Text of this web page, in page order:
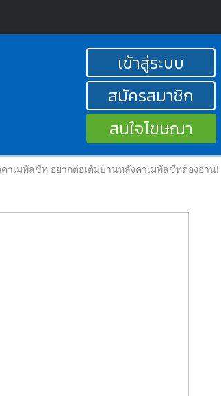
เข้าสู่ระบบ
สมัครสมาชิก
สนใจโฆษณา
าเมทัลชีท อยากต่อเติมบ้านหลังคาเมทัลชีทต้องอ่าน!